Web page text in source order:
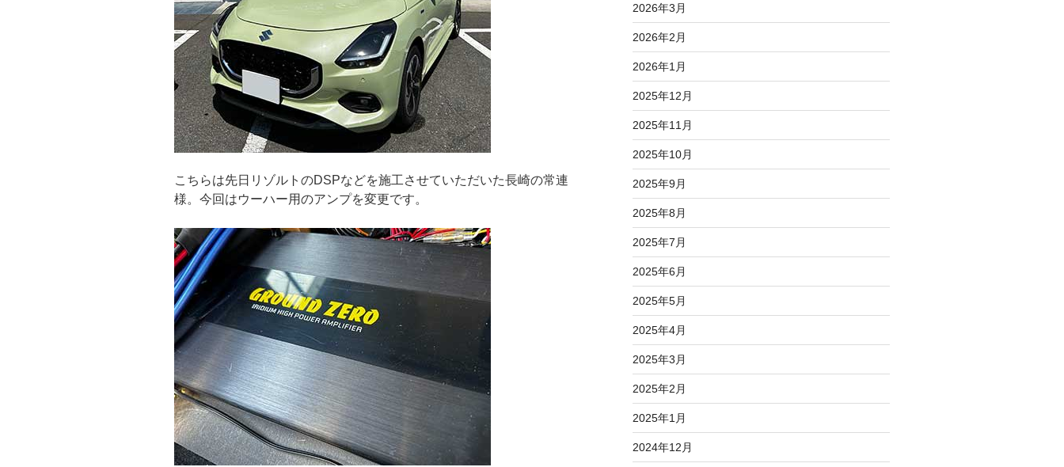
こちらは先日リゾルトのDSPなどを施工させていただいた長崎の常連
様。今回はウーハー用のアンプを変更です。
2026年3月
2026年2月
2026年1月
2025年12月
2025年11月
2025年10月
2025年9月
2025年8月
2025年7月
2025年6月
2025年5月
2025年4月
2025年3月
2025年2月
2025年1月
2024年12月